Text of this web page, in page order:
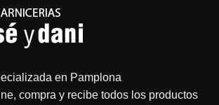
en Pamplona
compra y recibe todos los productos